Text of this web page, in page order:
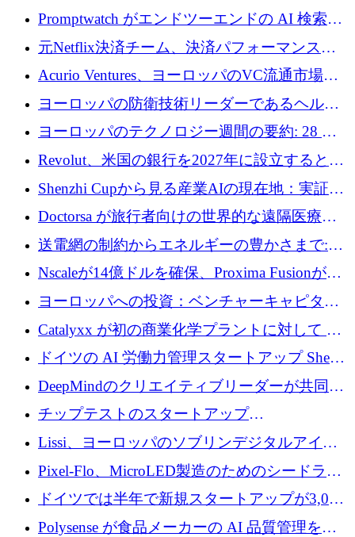
ユーロを確保
ンドを調達
Promptwatch がエンドツーエンドの AI 検索最
適化プラットフォームを拡張するために 600
万ユーロを調達
元Netflix決済チーム、決済パフォーマンスプ
ラットフォームNopanのためにこれまでに720
万ユーロを調達
Acurio Ventures、ヨーロッパのVC流通市場の
流動性を解放するために1億1,500万ユーロの
ファンドを立ち上げる
ヨーロッパの防衛技術リーダーであるヘルシ
ングは、180億ドルの評価額で18億ドルのシリ
ヨーロッパのテクノロジー週間の要約: 28 億
ユーロを超える 70 以上のテクノロジー資金調
Revolut、米国の銀行を2027年に設立すると米
国の社長が語る
Shenzhi Cupから見る産業AIの現在地：実証と
産業実装への道筋
Doctorsa が旅行者向けの世界的な遠隔医療プ
ラットフォームを拡大するために 100 万ユー
ロを調達
送電網の制約からエネルギーの豊かさまで:
Envision の Gobi X がヨーロッパの AI の未来
Nscaleが14億ドルを確保、Proxima Fusionが4
億1,100万ユーロを獲得、Invest EuropeはVCの
ヨーロッパへの投資：ベンチャーキャピタル
が過去2番目に高い水準に到達
Catalyxx が初の商業化学プラントに対して EU
から 2,000 万ユーロ以上の支援を獲得
ドイツの AI 労働力管理スタートアップ Sherpa
がプレシードで 220 万ドルを調達
DeepMindのクリエイティブリーダーが共同設
立したAIライティングのスタートアップが
1,300万ドルのシード投資を調達
チップテストのスタートアップ
QuantumDiamondsが株式資金で1,500万ユーロ
を調達
Lissi、ヨーロッパのソブリンデジタルアイデ
ンティティの未来を推進するために350万ユー
ロを調達
Pixel-Flo、MicroLED製造のためのシードラウ
ンドで525万ポンドを獲得
ドイツでは半年で新規スタートアップが3,000
社という記録を目の当たりにし、涙を流すハ
Polysense が食品メーカーの AI 品質管理を拡